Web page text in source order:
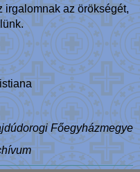
irgalomnak az örökségét,
Főegyházmegye